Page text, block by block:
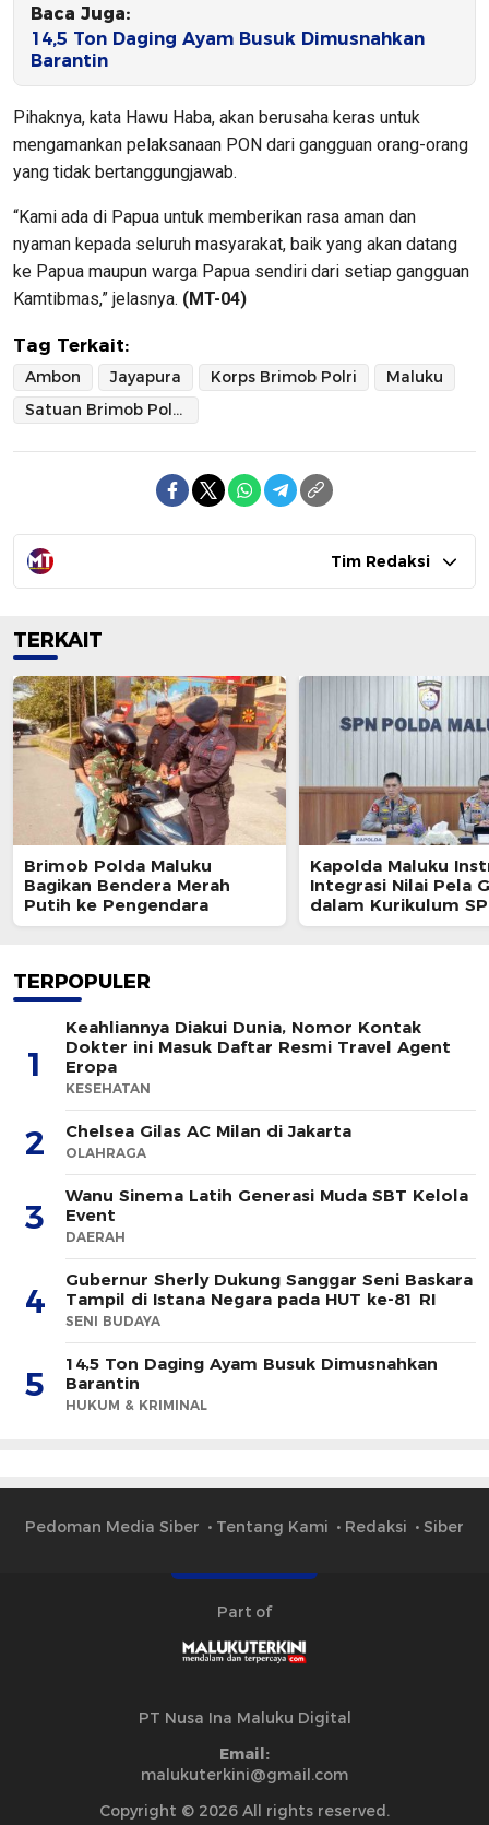
Baca Juga:
14,5 Ton Daging Ayam Busuk Dimusnahkan
Barantin
Pihaknya, kata Hawu Haba, akan berusaha keras untuk
mengamankan pelaksanaan PON dari gangguan orang-orang
yang tidak bertanggungjawab.
“Kami ada di Papua untuk memberikan rasa aman dan
nyaman kepada seluruh masyarakat, baik yang akan datang
ke Papua maupun warga Papua sendiri dari setiap gangguan
Kamtibmas,” jelasnya. (MT-04)
Tag Terkait:
Ambon Jayapura Korps Brimob Polri
Maluku
Satuan Brimob Polda Maluku
Tim Redaksi
TERKAIT
Brimob Polda Maluku
Bagikan Bendera Merah
Putih ke Pengendara
Kapolda Maluku
Integrasi Nilai Pela
dalam Kurikulum
TERPOPULER
1
Keahliannya Diakui Dunia, Nomor Kontak
Dokter ini Masuk Daftar Resmi Travel Agent
Eropa
KESEHATAN
2 Chelsea Gilas AC Milan di Jakarta
OLAHRAGA
3
Wanu Sinema Latih Generasi Muda SBT Kelola
Event
DAERAH
4
Gubernur Sherly Dukung Sanggar Seni Baskara
Tampil di Istana Negara pada HUT ke-81 RI
SENI BUDAYA
5
14,5 Ton Daging Ayam Busuk Dimusnahkan
Barantin
HUKUM & KRIMINAL
Pedoman Media Siber Tentang Kami Redaksi Siber
Part of
PT Nusa Ina Maluku Digital
Email:
malukuterkini@gmail.com
Copyright © 2026 All rights reserved.